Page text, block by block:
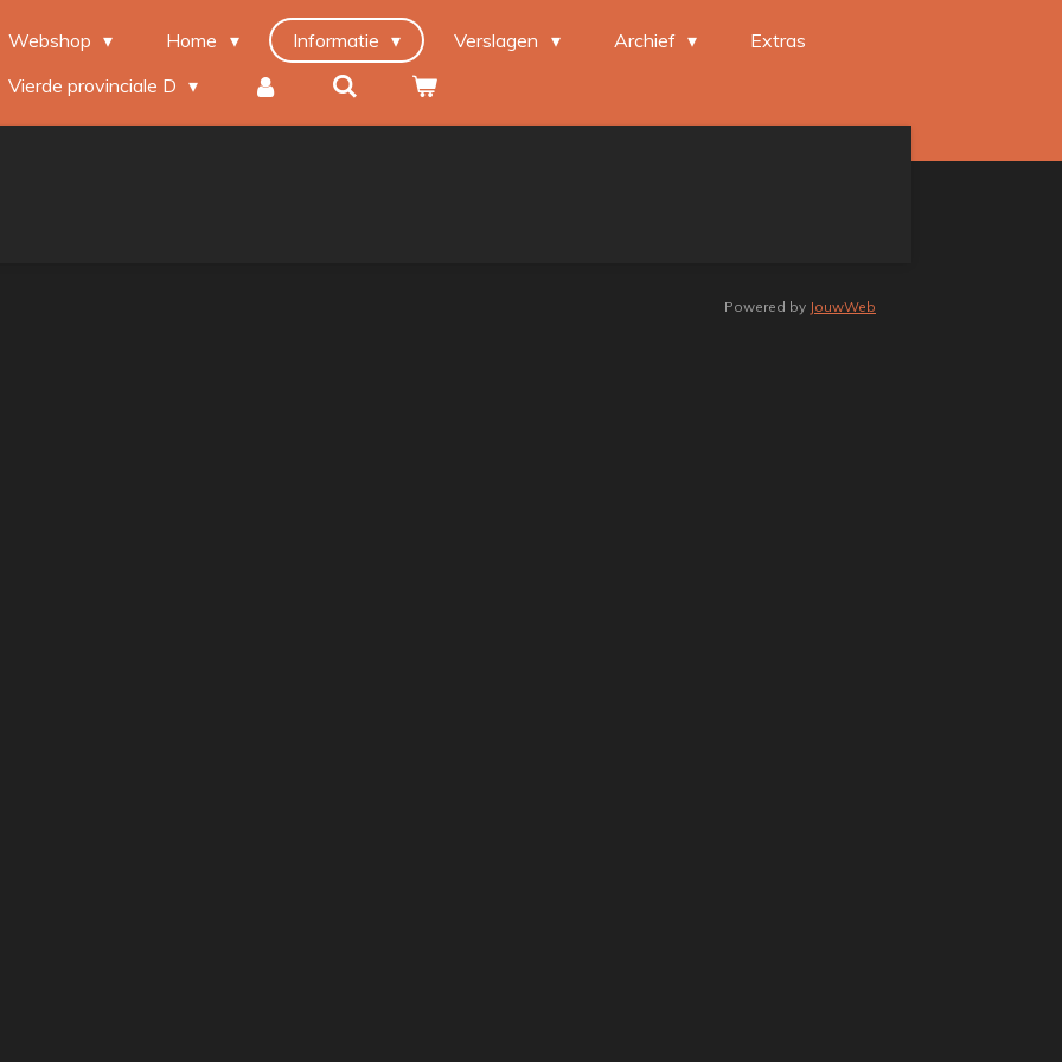
Webshop Home Informatie Verslagen Archief
Extras
Vierde provinciale D
Powered by JouwWeb